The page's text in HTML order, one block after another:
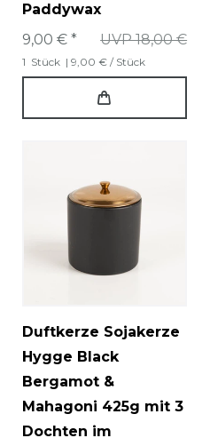
Paddywax
UVP 18,00 €
9,00 € *
1 Stück | 9,00 € / Stück
Duftkerze Sojakerze
Hygge Black
Bergamot &
Mahagoni 425g mit 3
Dochten im